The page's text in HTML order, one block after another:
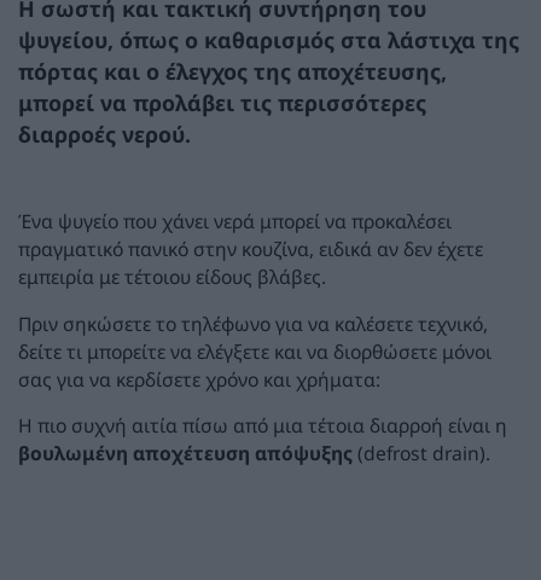
Η σωστή και τακτική συντήρηση του
ψυγείου, όπως ο καθαρισμός στα λάστιχα της
πόρτας και ο έλεγχος της αποχέτευσης,
μπορεί να προλάβει τις περισσότερες
διαρροές νερού.
Ένα ψυγείο που χάνει νερά μπορεί να προκαλέσει
πραγματικό πανικό στην κουζίνα, ειδικά αν δεν έχετε
εμπειρία με τέτοιου είδους βλάβες.
Πριν σηκώσετε το τηλέφωνο για να καλέσετε τεχνικό,
δείτε τι μπορείτε να ελέγξετε και να διορθώσετε μόνοι
σας για να κερδίσετε χρόνο και χρήματα:
Η πιο συχνή αιτία πίσω από μια τέτοια διαρροή είναι η
βουλωμένη αποχέτευση απόψυξης (defrost drain).